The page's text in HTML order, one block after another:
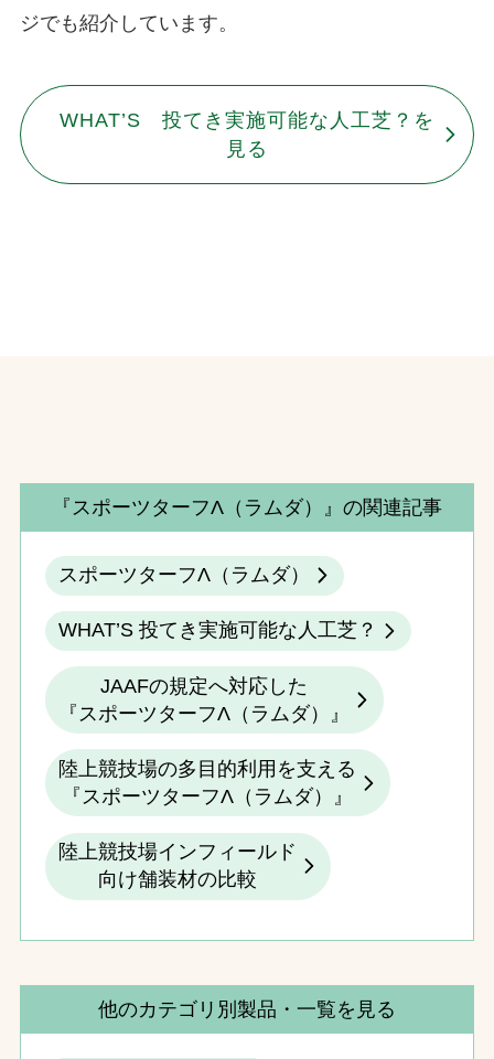
ジでも紹介しています。
WHAT’S 投てき実施可能な人工芝？を
見る
『スポーツターフΛ（ラムダ）』の関連記事
スポーツターフΛ（ラムダ）
WHAT’S 投てき実施可能な人工芝？
JAAFの規定へ対応した
『スポーツターフΛ（ラムダ）』
陸上競技場の多目的利用を支える
『スポーツターフΛ（ラムダ）』
陸上競技場インフィールド
向け舗装材の比較
他のカテゴリ別製品・一覧を見る